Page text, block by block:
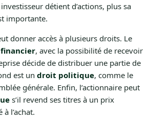
détient d’actions, plus sa
importante.
donner accès à plusieurs droits. Le
, avec la possibilité de recevoir
décide de distribuer une partie de
est un droit politique, comme le
générale. Enfin, l’actionnaire peut
s’il revend ses titres à un prix
l’achat.